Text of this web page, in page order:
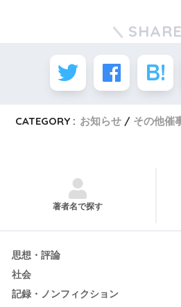
SHARE
CATEGORY : お知らせ その他催
著者名で探す
思想・評論
社会
記録・ノンフィクション